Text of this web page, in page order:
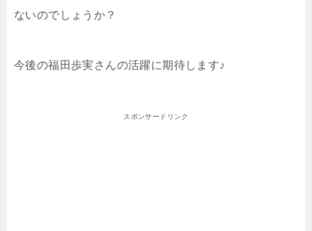
ないのでしょうか？
今後の福田歩実さんの活躍に期待します♪
スポンサードリンク